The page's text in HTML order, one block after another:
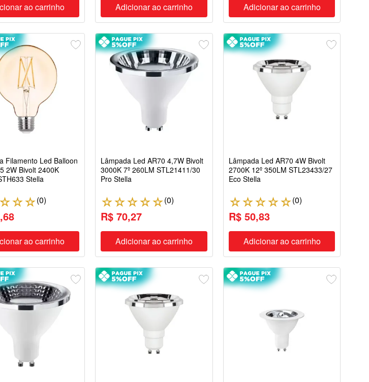
ao carrinho Adicionar ao carrinho Adicionar ao carrinho
Filamento Led Balloon
2W Bivolt 2400K
Stella
☆☆☆(0)
ao carrinho
Lâmpada Led AR70 4,7W Bivolt
3000K 7º 260LM STL21411/30
Pro Stella
☆☆☆☆☆(0)
R$ 70,27
Adicionar ao carrinho
Lâmpada Led AR70 4W Bivolt
2700K 12º 350LM STL23433/27
Eco Stella
☆☆☆☆☆(0)
R$ 50,83
Adicionar ao carrinho